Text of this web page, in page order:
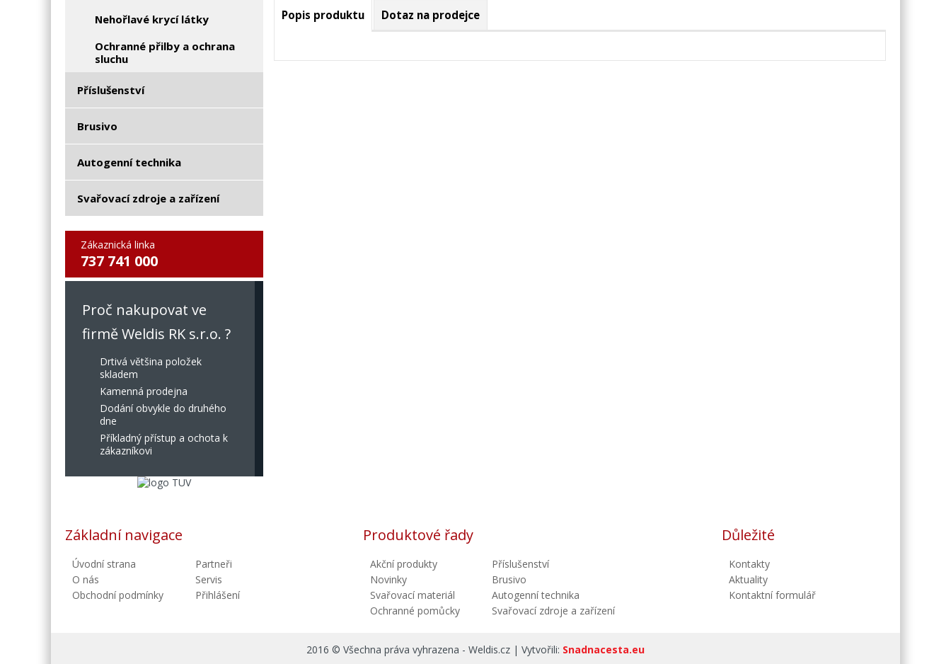
Nehořlavé krycí látky
Ochranné přilby a ochrana
sluchu
Příslušenství
Brusivo
Autogenní technika
Svařovací zdroje a zařízení
Zákaznická linka
737 741 000
Proč nakupovat ve
firmě Weldis RK s.r.o. ?
Drtivá většina položek
skladem
Kamenná prodejna
Dodání obvykle do druhého
dne
Příkladný přístup a ochota k
zákazníkovi
Popis produktu Dotaz na prodejce
Základní navigace
Úvodní strana
O nás
Obchodní podmínky
Partneři
Servis
Přihlášení
Produktové řady
Akční produkty
Novinky
Svařovací materiál
Ochranné pomůcky
Příslušenství
Brusivo
Autogenní technika
Svařovací zdroje a zařízení
Důležité
Kontakty
Aktuality
Kontaktní formulář
2016 © Všechna práva vyhrazena - Weldis.cz | Vytvořili: Snadnacesta.eu